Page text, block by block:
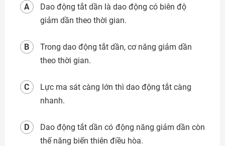
Học sinh xuất sắc
Liên hệ
Đăng nhập
Dao động tắt dần là dao động có biên độ
giảm dần theo thời gian.
A
Trong dao động tắt dần, cơ năng giảm dần
theo thời gian.
B
Lực ma sát càng lớn thì dao động tắt càng
nhanh.
C
Dao động tắt dần có động năng giảm dần còn
thế năng biến thiên điều hòa.
D